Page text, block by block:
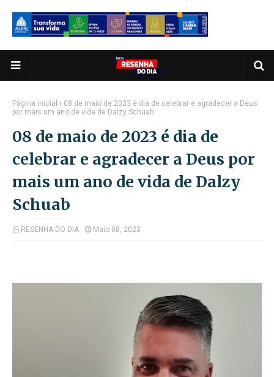
Página inicial
08 de maio de 2023 é dia de celebrar e agradecer a Deus
por mais um ano de vida de Dalzy Schuab
08 de maio de 2023 é dia de
celebrar e agradecer a Deus por
mais um ano de vida de Dalzy
Schuab
RESENHA DO DIA Maio 08, 2023